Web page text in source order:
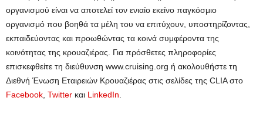
οργανισμού είναι να αποτελεί τον ενιαίο εκείνο παγκόσμιο
οργανισμό που βοηθά τα μέλη του να επιτύχουν, υποστηρίζοντας,
εκπαιδεύοντας και προωθώντας τα κοινά συμφέροντα της
κοινότητας της κρουαζιέρας. Για πρόσθετες πληροφορίες
επισκεφθείτε τη διεύθυνση www.cruising.org ή ακολουθήστε τη
Διεθνή Ένωση Εταιρειών Κρουαζιέρας στις σελίδες της CLIA στο
Facebook Twitter και LinkedIn